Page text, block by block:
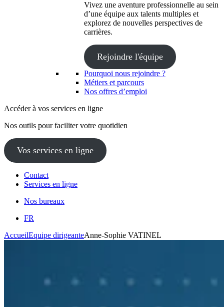
Vivez une aventure professionnelle au sein
d’une équipe aux talents multiples et
explorez de nouvelles perspectives de
carrières.
Rejoindre l'équipe
Pourquoi nous rejoindre ?
Métiers et parcours
Nos offres d’emploi
Accéder à vos services en ligne
Nos outils pour faciliter votre quotidien
Vos services en ligne
Contact
Services en ligne
Nos bureaux
FR
AccueilEquipe dirigeanteAnne-Sophie VATINEL